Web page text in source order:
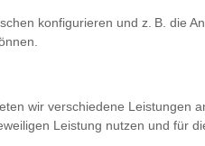
konfigurieren und z. B. die
wir verschiedene Leistungen
Leistung nutzen und für